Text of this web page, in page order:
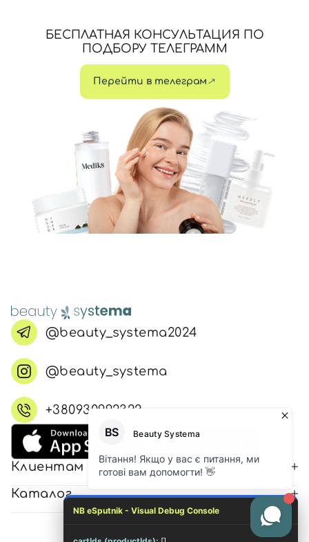
БЕСПЛАТНАЯ КОНСУЛЬТАЦИЯ ПО
ПОДБОРУ ТЕЛЕГРАММ
Перейти в телеграм
@beauty_systema2024
@beauty_systema
+380930992322
Клиентам
Каталог
NB eSputnik - Visual Debug Console